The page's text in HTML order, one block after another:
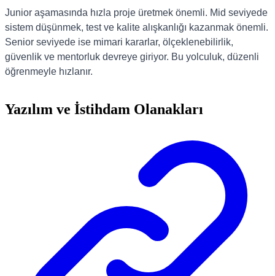
Junior aşamasında hızla proje üretmek önemli. Mid seviyede
sistem düşünmek, test ve kalite alışkanlığı kazanmak önemli.
Senior seviyede ise mimari kararlar, ölçeklenebilirlik,
güvenlik ve mentorluk devreye giriyor. Bu yolculuk, düzenli
öğrenmeyle hızlanır.
Yazılım ve İstihdam Olanakları